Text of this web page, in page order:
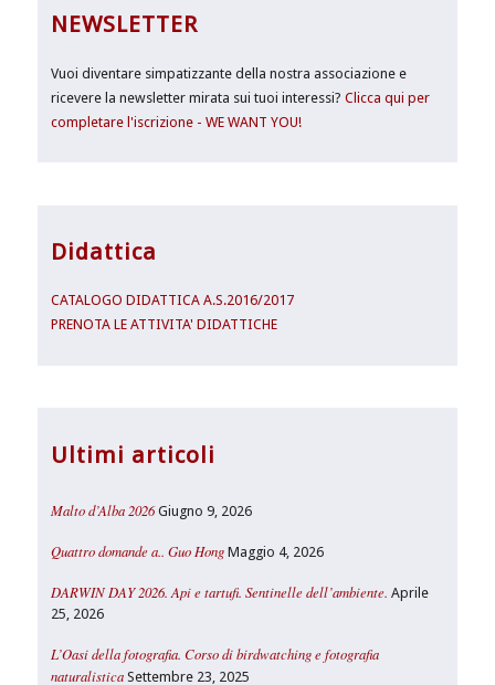
NEWSLETTER
Vuoi diventare simpatizzante della nostra associazione e
ricevere la newsletter mirata sui tuoi interessi?Clicca qui per
completare l'iscrizione - WE WANT YOU!
Didattica
CATALOGO DIDATTICA A.S.2016/2017
PRENOTA LE ATTIVITA' DIDATTICHE
Ultimi articoli
Malto d’Alba 2026 Giugno 9, 2026
Quattro domande a.. Guo Hong Maggio 4, 2026
DARWIN DAY 2026. Api e tartufi. Sentinelle dell’ambiente. Aprile
25, 2026
L’Oasi della fotografia. Corso di birdwatching e fotografia
naturalistica Settembre 23, 2025